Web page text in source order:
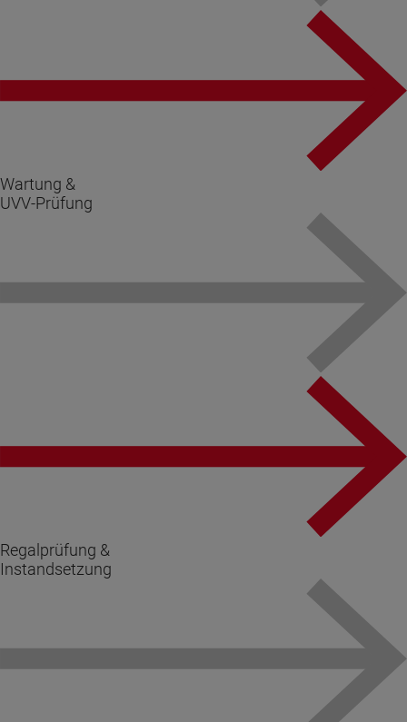
Wartung &
UVV-Prüfung
Regalprüfung &
Instandsetzung